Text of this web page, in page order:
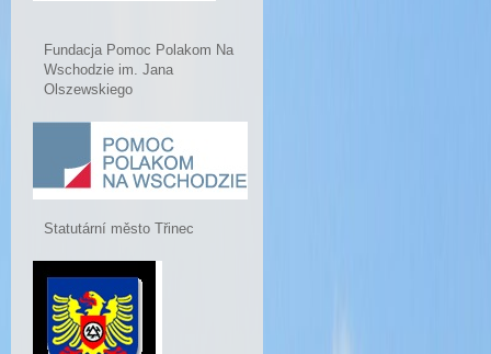
Fundacja Pomoc Polakom Na
Wschodzie im. Jana
Olszewskiego
Statutární město Třinec